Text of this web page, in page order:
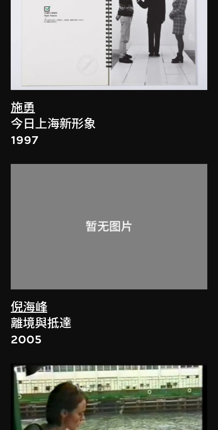
施勇
今日上海新形象
1997
倪海峰
離境與抵達
2005